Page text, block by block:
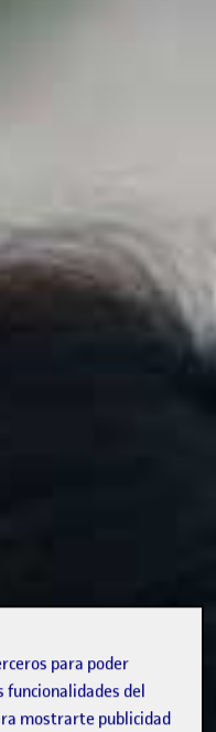
para poder
del
mostrarte publicidad